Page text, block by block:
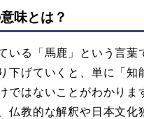
味とは？
いる「馬鹿」という言葉
下げていくと、単に「知
ではないことがわかりま
仏教的な解釈や日本文化